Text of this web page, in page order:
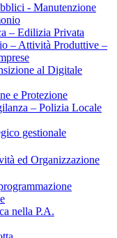
- Manutenzione
– Edilizia Privata
– Attività Produttive –
al Digitale
e Protezione
– Polizia Locale
gestionale
ed Organizzazione
nella P.A.